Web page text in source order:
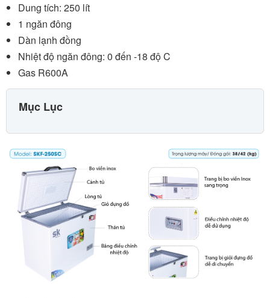
Dung tích: 250 lít
1 ngăn đông
Dàn lạnh đồng
Nhiệt độ ngăn đông: 0 đến -18 độ C
Gas R600A
Mục Lục